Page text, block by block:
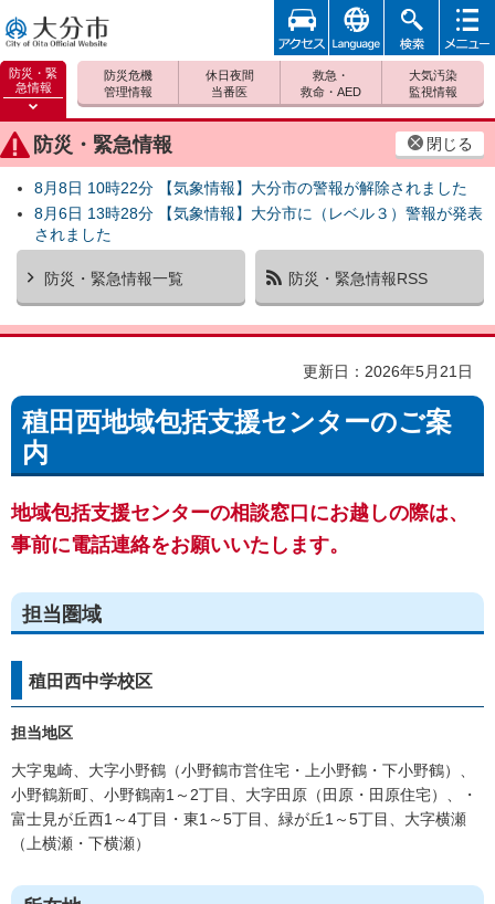
大分市
防災・緊
急情報
防災緊
急情報
を開く
防災・緊急情報 閉じる
8月8日 10時22分 【気象情報】大分市の警報が解除されました
8月6日 13時28分 【気象情報】大分市に（レベル３）警報が発表
されました
防災・緊急情報一覧 防災・緊急情報RSS
防災危機
管理情報
休日夜間
当番医
救急・
救命・AED
大気汚染
監視情報
アクセ
ス
foreign 検索
メニュ
更新日：2026年5月21日
稙田西地域包括支援センターのご案
内
地域包括支援センターの相談窓口にお越しの際は、
事前に電話連絡をお願いいたします。
担当圏域
稙田西中学校区
担当地区
大字鬼崎、大字小野鶴（小野鶴市営住宅・上小野鶴・下小野鶴）、
小野鶴新町、小野鶴南1～2丁目、大字田原（田原・田原住宅）、・
富士見が丘西1～4丁目・東1～5丁目、緑が丘1～5丁目、大字横瀬
（上横瀬・下横瀬）